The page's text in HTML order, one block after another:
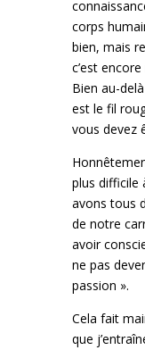
corps
bien, mais
c’est
Bien au-
est le fil
vous devez
plus difficile
avons tous
de notre
avoir
ne pas
passion ».
Cela fait
que